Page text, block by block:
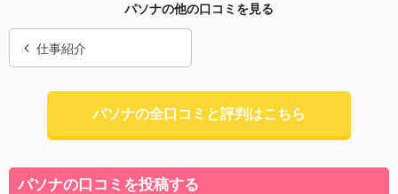
パソナの他の口コミを見る
仕事紹介
パソナの全口コミと評判はこちら
パソナの口コミを投稿する